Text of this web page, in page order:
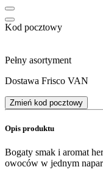
Kod pocztowy
Pełny asortyment
Dostawa Frisco VAN
Zmień kod pocztowy
Opis produktu
Bogaty smak i aromat
owoców w jednym